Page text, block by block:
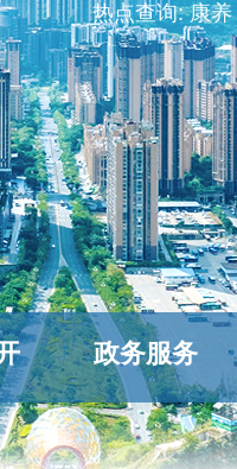
热点查询:康养
政务服务